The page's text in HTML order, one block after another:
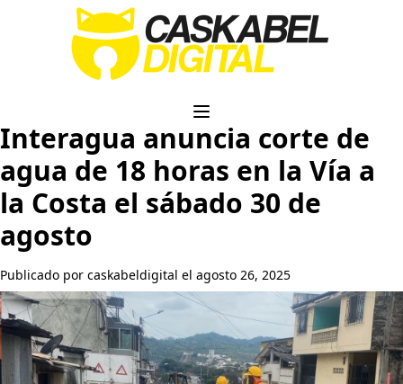
Interagua anuncia corte de
agua de 18 horas en la Vía a
la Costa el sábado 30 de
agosto
Publicado por caskabeldigital el agosto 26, 2025